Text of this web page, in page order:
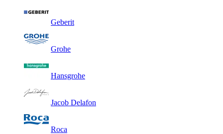
Geberit
Grohe
Hansgrohe
Jacob Delafon
Roca